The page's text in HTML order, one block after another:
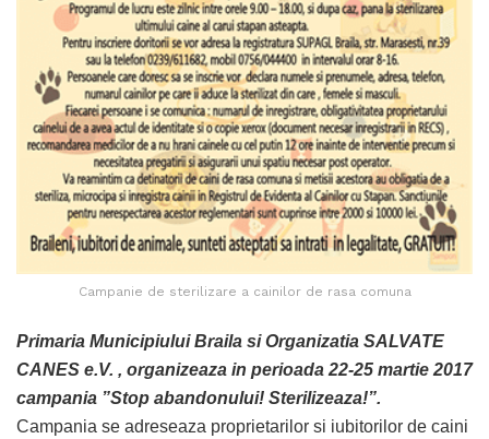
Campanie de sterilizare a cainilor de rasa comuna
Primaria Municipiului Braila si Organizatia SALVATE
CANES e.V. , organizeaza in perioada 22-25 martie 2017
campania ”Stop abandonului! Sterilizeaza!”.
Campania se adreseaza proprietarilor si iubitorilor de caini